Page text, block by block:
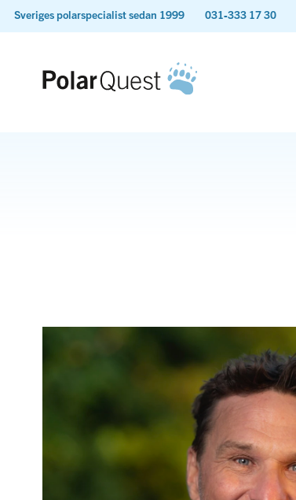
Sveriges polarspecialist sedan 1999 031-333 17 30